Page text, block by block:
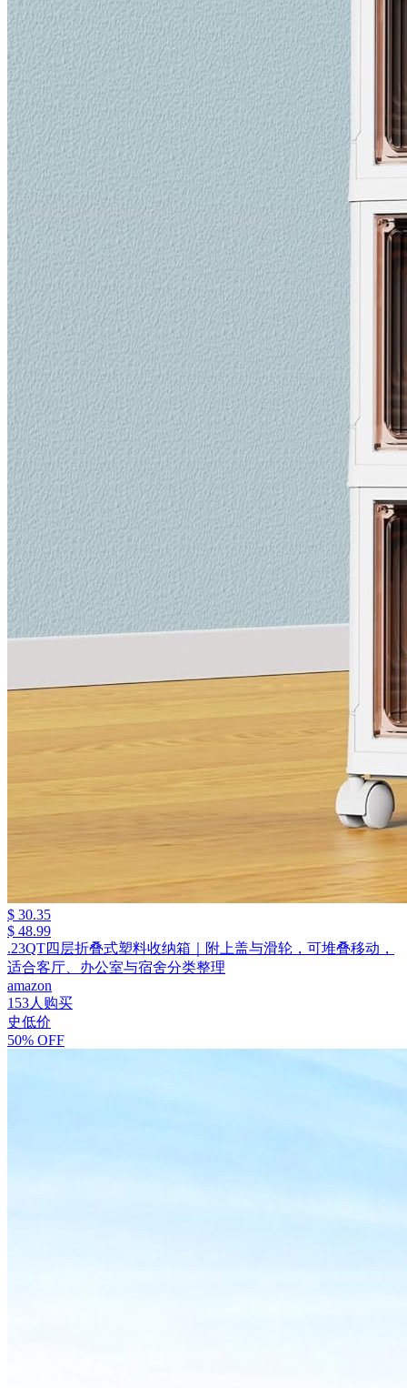
$ 30.35
$ 48.99
.23QT四层折叠式塑料收纳箱｜附上盖与滑轮，可堆叠移动，
适合客厅、办公室与宿舍分类整理
amazon
153人购买
史低价
50% OFF